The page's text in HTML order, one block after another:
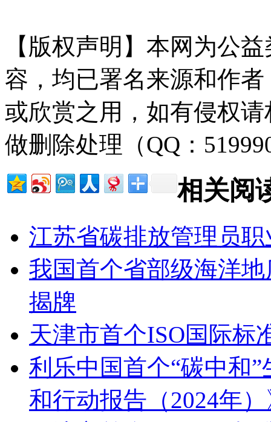
【版权声明】本网为公
容，均已署名来源和作
或欣赏之用，如有侵权
做删除处理（QQ：
相关阅
江苏省碳排放管理员
我国首个省部级海洋
揭牌
天津市首个ISO国际标
利乐中国首个“碳中和
和行动报告（2024年